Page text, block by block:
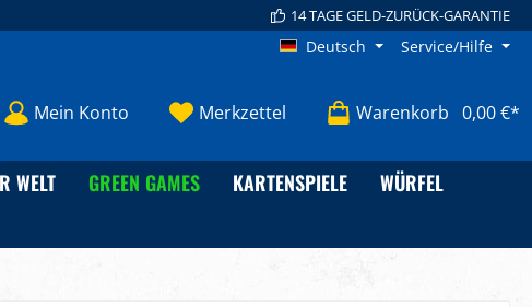
14 TAGE GELD-ZURÜCK-GARANTIE
Deutsch Service/Hilfe
Mein Konto Merkzettel Warenkorb 0,00 €*
WELT GREEN GAMES KARTENSPIELE
WÜRFEL